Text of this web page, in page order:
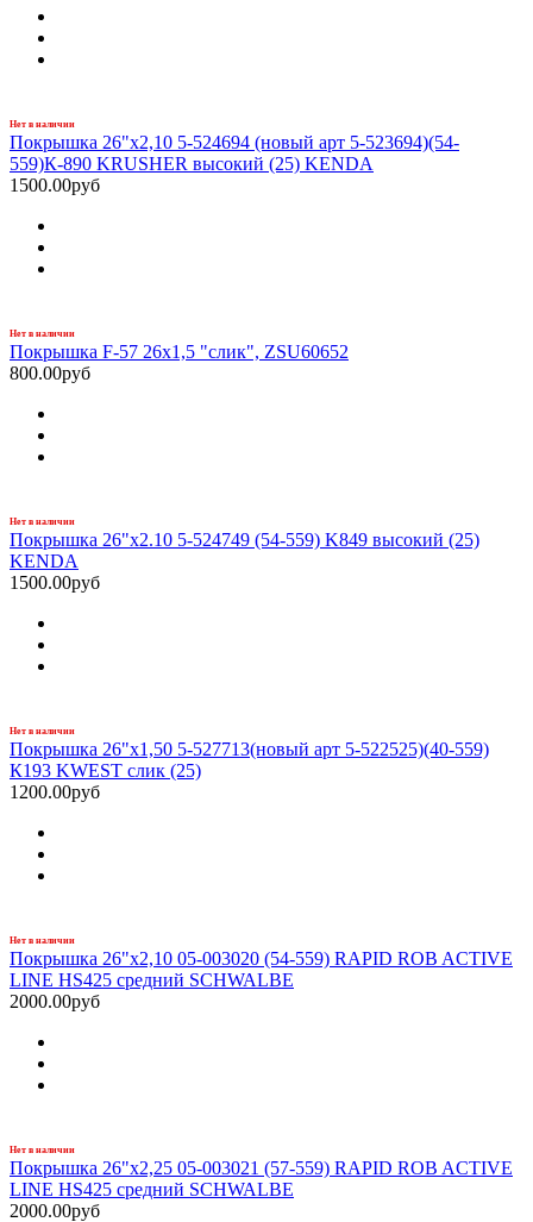
Нет в наличии
Покрышка 26"x2,10 5-524694 (новый арт 5-523694)(54-
559)К-890 KRUSHER высокий (25) KENDA
1500.00руб
Нет в наличии
Покрышка F-57 26x1,5 "слик", ZSU60652
800.00руб
Нет в наличии
Покрышка 26"х2.10 5-524749 (54-559) K849 высокий (25)
KENDA
1500.00руб
Нет в наличии
Покрышка 26"х1,50 5-527713(новый арт 5-522525)(40-559)
К193 KWEST слик (25)
1200.00руб
Нет в наличии
Покрышка 26"x2,10 05-003020 (54-559) RAPID ROB ACTIVE
LINE HS425 средний SCHWALBE
2000.00руб
Нет в наличии
Покрышка 26"x2,25 05-003021 (57-559) RAPID ROB ACTIVE
LINE HS425 средний SCHWALBE
2000.00руб